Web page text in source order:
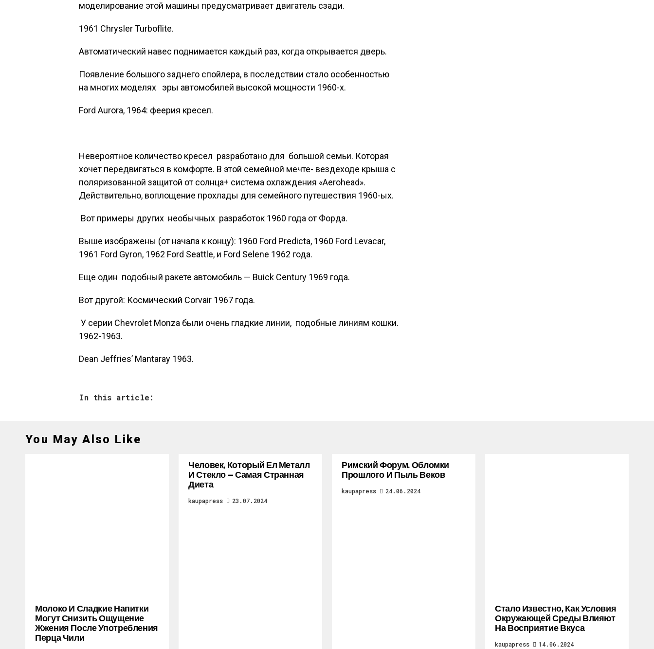
моделирование этой машины предусматривает двигатель сзади.
1961 Chrysler Turboflite.
Автоматический навес поднимается каждый раз, когда открывается дверь.
Появление большого заднего спойлера, в последствии стало особенностью
на многих моделях
эры автомобилей высокой мощности 1960-х.
Ford Aurora, 1964: феерия кресел.
Невероятное количество кресел разработано для большой семьи. Которая
хочет передвигаться в комфорте. В этой семейной мечте- вездеходе крыша с
поляризованной защитой от солнца+ система охлаждения «Aerohead».
Действительно, воплощение прохлады для семейного путешествия 1960-ых.
Вот примеры других необычных разработок 1960 года от Форда.
Выше изображены (от начала к концу): 1960 Ford Predicta, 1960 Ford Levacar,
1961 Ford Gyron, 1962 Ford Seattle, и Ford Selene 1962 года.
Еще один подобный ракете автомобиль — Buick Century 1969 года.
Вот другой: Космический Corvair 1967 года.
У серии Chevrolet Monza были очень гладкие линии, подобные линиям кошки.
1962-1963.
Dean Jeffries’ Mantaray 1963.
In this article:
You May Also Like
Молоко И Сладкие Напитки
Могут Снизить Ощущение
Жжения После Употребления
Перца Чили
Человек, Который Ел Металл
И Стекло — Самая Странная
Диета
kaupapress 23.07.2024
Римский Форум. Обломки
Прошлого И Пыль Веков
kaupapress 24.06.2024
Стало Известно, Как Условия
Окружающей Среды Влияют
На Восприятие Вкуса
kaupapress 14.06.2024